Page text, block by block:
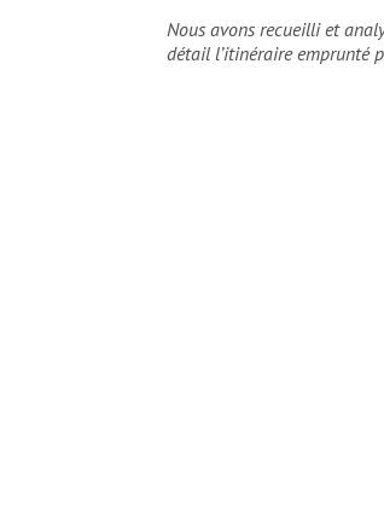
Nous avons recueilli et
détail l’itinéraire emprunté